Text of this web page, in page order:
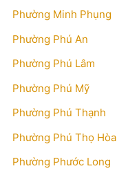
Phường Minh Phụng
Phường Phú An
Phường Phú Lâm
Phường Phú Mỹ
Phường Phú Thạnh
Phường Phú Thọ Hòa
Phường Phước Long